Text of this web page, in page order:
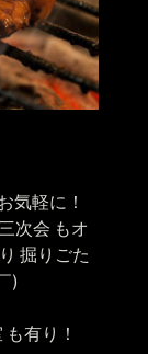
気軽に！
次会 もオ
掘りごた
ゞ
有り！